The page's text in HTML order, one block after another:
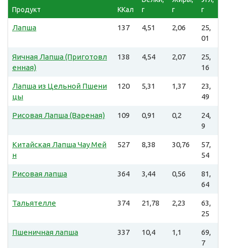
Продукт ККал
г
г
г
Лапша 137 4,51 2,06
25,
01
Яичная Лапша (Приготовл
енная)
138 4,54 2,07
25,
16
Лапша из Цельной Пшени
цы
120 5,31 1,37
23,
49
Рисовая Лапша (Вареная) 109 0,91 0,2
24,
9
Китайская Лапша Чау Мей
н
527 8,38 30,76
57,
54
Рисовая лапша 364 3,44 0,56
81,
64
Тальятелле 374 21,78 2,23
63,
25
Пшеничная лапша 337 10,4 1,1
69,
7